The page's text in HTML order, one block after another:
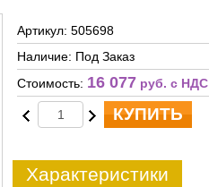
Артикул: 505698
Наличие: Под Заказ
Стоимость: 16 077 руб. c НДС
КУПИТЬ
Характеристики